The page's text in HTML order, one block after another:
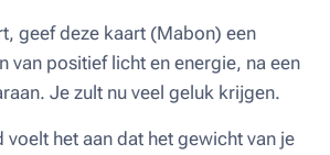
geef deze kaart (Mabon) een
van positief licht en energie, na een
Je zult nu veel geluk krijgen.
voelt het aan dat het gewicht van je